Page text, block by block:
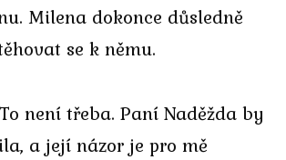
Milena dokonce důsledně
se k němu.
není třeba. Paní Naděžda by
a její názor je pro mě